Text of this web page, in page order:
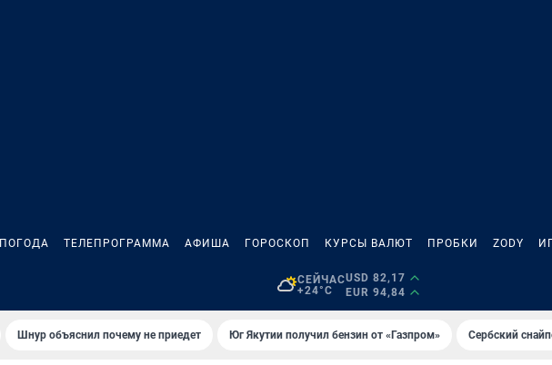
ПОГОДА ТЕЛЕПРОГРАММА АФИША ГОРОСКОП КУРСЫ ВАЛЮТ ПРОБКИ ZODY
СЕЙЧАС
+24°C
USD 82,17
EUR 94,84
Шнур объяснил почему не приедет Юг Якутии получил бензин от «Газпром» Сербский